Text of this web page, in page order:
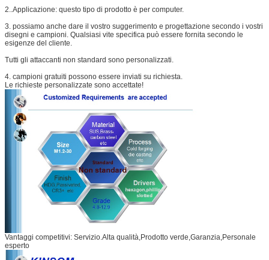
2..Applicazione: questo tipo di prodotto è per computer.
3. possiamo anche dare il vostro suggerimento e progettazione secondo i vostri
disegni e campioni. Qualsiasi vite specifica può essere fornita secondo le
esigenze del cliente.
Tutti gli attaccanti non standard sono personalizzati.
4. campioni gratuiti possono essere inviati su richiesta.
Le richieste personalizzate sono accettate!
Vantaggi competitivi: Servizio.Alta qualità,Prodotto verde,Garanzia,Personale
esperto